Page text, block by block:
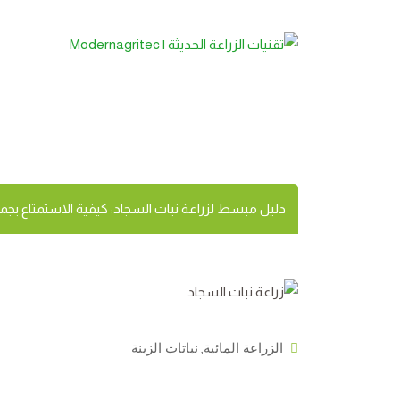
دليل مبسط لزراعة
دليل مبسط لزراعة نبات السجاد: كيفية الاستمتاع
الزراعة المائية نباتات الزينة